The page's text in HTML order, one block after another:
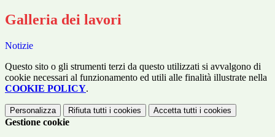
Galleria dei lavori
Notizie
Questo sito o gli strumenti terzi da questo utilizzati si avvalgono di
cookie necessari al funzionamento ed utili alle finalità illustrate nella
COOKIE POLICY.
Personalizza Rifiuta tutti i cookies Accetta tutti i cookies
Gestione cookie